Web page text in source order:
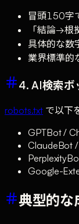
冒頭150字
「結論→
具体的な数
業界標準的
4. AI検索ボ
robots.txt で以下
GPTBot /
ClaudeBot
Google-
典型的な